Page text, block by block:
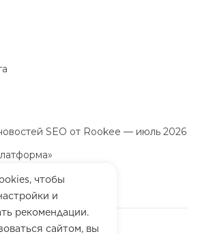
чтобы
и
рекомендации.
сайтом, вы
SEO от Rookee — июль 2026